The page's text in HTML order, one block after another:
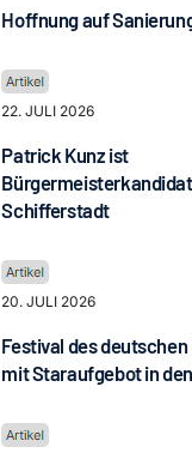
Hoffnung auf
22. JULI 2026
Patrick Kunz ist
Bürgermeisterkandidat
Schifferstadt
20. JULI 2026
Festival des
mit Staraufgebot in